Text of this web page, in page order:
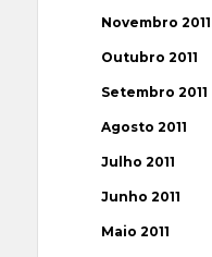
Novembro 2011
Outubro 2011
Setembro 2011
Agosto 2011
Julho 2011
Junho 2011
Maio 2011